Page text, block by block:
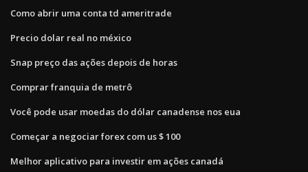
Como abrir uma conta td ameritrade
Precio dolar real no méxico
Snap preço das ações depois de horas
Comprar franquia de metrô
Você pode usar moedas do dólar canadense nos eua
Começar a negociar forex com us $ 100
Melhor aplicativo para investir em ações canadá